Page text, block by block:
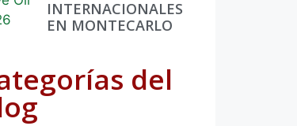
INTERNACIONALES
EN MONTECARLO
del